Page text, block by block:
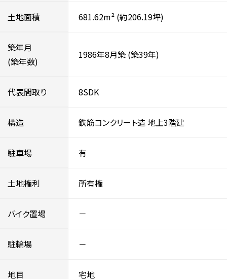
土地面積 681.62m² (約206.19坪)
築年月
(築年数)
1986年8月築 (築39年)
代表間取り 8SDK
構造 鉄筋コンクリート造地上3階建
駐車場 有
土地権利 所有権
バイク置場 －
駐輪場 －
地目 宅地